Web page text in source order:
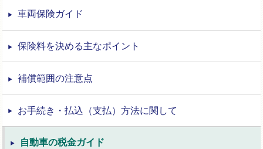
車両保険ガイド
保険料を決める主なポイント
補償範囲の注意点
お手続き・払込（支払）方法に関して
自動車の税金ガイド